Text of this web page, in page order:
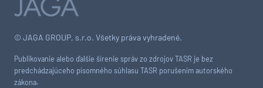
© JAGA GROUP, s.r.o. Všetky práva vyhradené.
Publikovanie alebo ďalšie šírenie správ zo zdrojov TASR je bez
predchádzajúceho písomného súhlasu TASR porušením autorského
zákona.